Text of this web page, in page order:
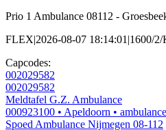
Prio 1 Ambulance 08112 -
FLEX|2026-08-07 18:14:01|1600/
Capcodes:
002029582
002029582
Meldtafel G.Z. Ambulance
000923100 • Apeldoorn • ambulance
Spoed Ambulance Nijmegen 08-112